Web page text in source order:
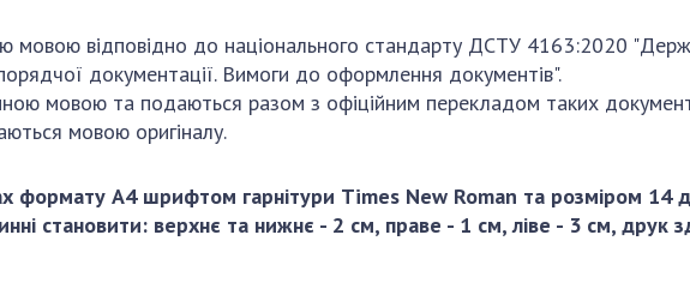
мовою відповідно до національного стандарту ДСТУ 4163:2020
документації. Вимоги до оформлення документів".
мовою та подаються разом з офіційним перекладом таких
мовою оригіналу.
А4 шрифтом гарнітури Times New Roman та розміром 14
становити: верхнє та нижнє - 2 см, праве - 1 см, ліве - 3 см, друк